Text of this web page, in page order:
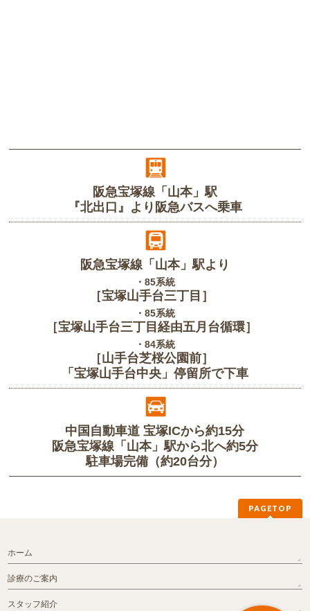
阪急宝塚線「山本」駅
『北出口』より阪急バスへ乗車
阪急宝塚線「山本」駅より
・85系統
［宝塚山手台三丁目］
・85系統
［宝塚山手台三丁目経由五月台循環］
・84系統
［山手台芝桜公園前］
「宝塚山手台中央」停留所で下車
中国自動車道 宝塚ICから約15分
阪急宝塚線「山本」駅から北へ約5分
駐車場完備（約20台分）
PAGETOP
ホーム
診療のご案内
スタッフ紹介